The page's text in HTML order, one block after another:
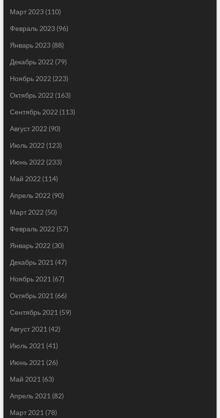
Март 2023(110)
Февраль 2023(96)
Январь 2023(88)
Декабрь 2022 (79)
Ноябрь 2022 (223)
Октябрь 2022 (163)
Сентябрь 2022 (113)
Август 2022 (90)
Июль 2022 (123)
Июнь 2022 (233)
Май 2022 (114)
Апрель 2022 (90)
Март 2022 (50)
Февраль 2022 (57)
Январь 2022 (30)
Декабрь 2021 (47)
Ноябрь 2021 (67)
Октябрь 2021 (66)
Сентябрь 2021 (59)
Август 2021 (42)
Июль 2021 (41)
Июнь 2021 (26)
Май 2021 (63)
Апрель 2021 (82)
Март 2021 (78)